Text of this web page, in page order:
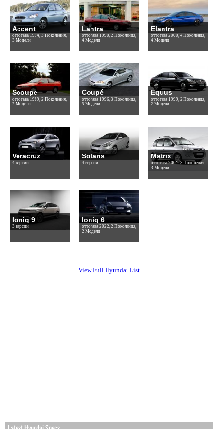
Accent
оттогава 1994, 3 Поколения,
3 Модели
Lantra
оттогава 1990, 2 Поколения,
4 Модели
Elantra
оттогава 2000, 4 Поколения,
4 Модели
Scoupe
оттогава 1989, 2 Поколения,
2 Модели
Coupé
оттогава 1996, 3 Поколения,
3 Модели
Equus
оттогава 1999, 2 Поколения,
2 Модели
Veracruz
4 версии
Solaris
4 версии
Matrix
оттогава 2001, 3 Поколения,
3 Модели
Ioniq 9
3 версии
Ioniq 6
оттогава 2022, 2 Поколения,
2 Модели
View Full Hyundai List